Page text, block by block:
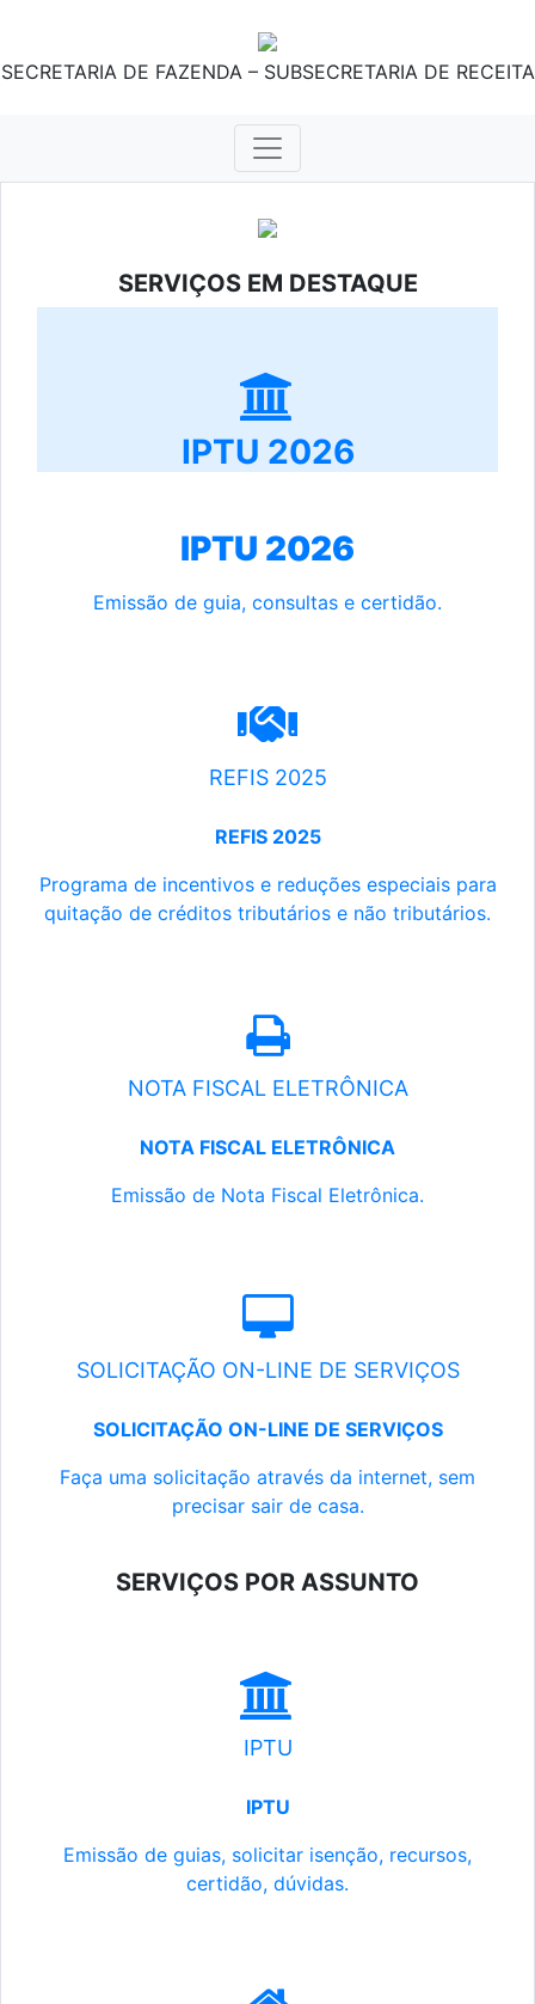
SECRETARIA DE FAZENDA – SUBSECRETARIA DE RECEITA
SERVIÇOS EM DESTAQUE
IPTU 2026
IPTU 2026
Emissão de guia, consultas e certidão.
REFIS 2025
REFIS 2025
Programa de incentivos e reduções especiais para
quitação de créditos tributários e não tributários.
NOTA FISCAL ELETRÔNICA
NOTA FISCAL ELETRÔNICA
Emissão de Nota Fiscal Eletrônica.
SOLICITAÇÃO ON-LINE DE SERVIÇOS
SOLICITAÇÃO ON-LINE DE SERVIÇOS
Faça uma solicitação através da internet, sem
precisar sair de casa.
SERVIÇOS POR ASSUNTO
IPTU
IPTU
Emissão de guias, solicitar isenção, recursos,
certidão, dúvidas.